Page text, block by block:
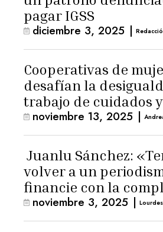
pagar IGSS
diciembre 3, 2025 |
Cooperativas de
desafían la
trabajo de cuidados
noviembre 13, 2025 |
Juanlu Sánchez:
volver a un
financie con la
los lectores»
noviembre 3, 2025 |